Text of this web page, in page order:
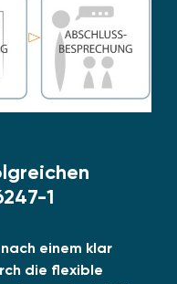
1
nach einem klar
die flexible